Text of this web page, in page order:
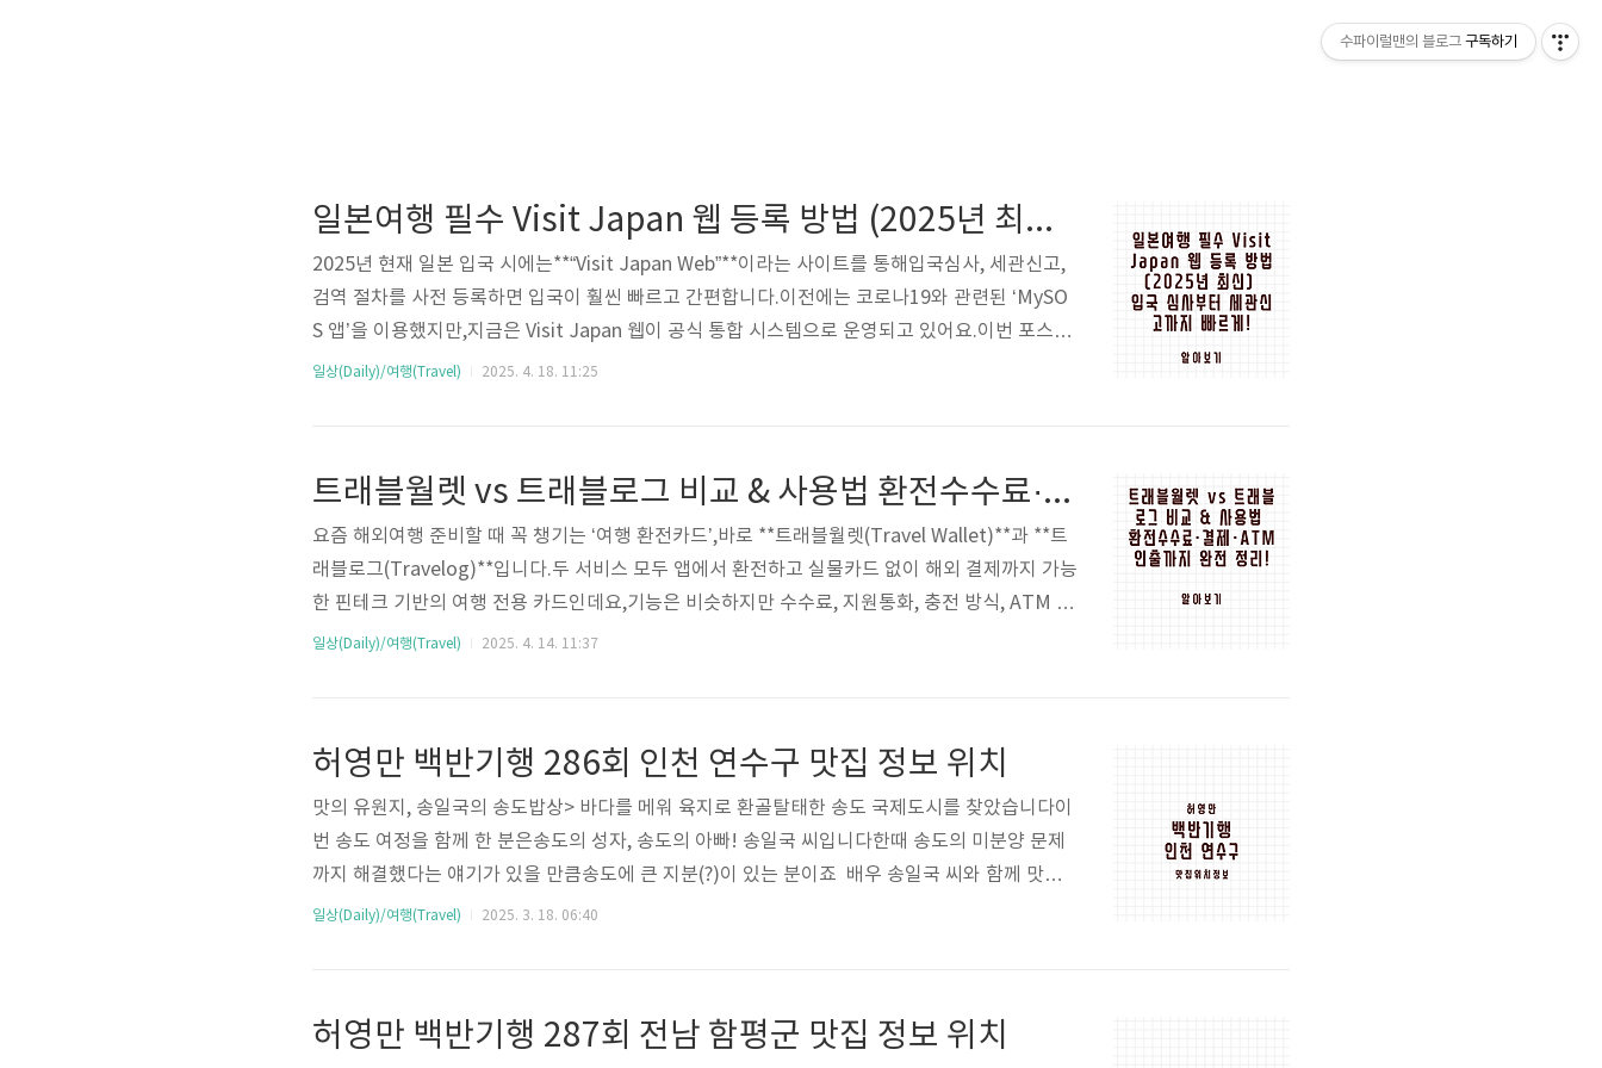
일본여행 필수 Visit Japan 웹 등록 방법 (2025년 최신) 입국 심사부터 세관신고까지 빠르게!
2025년 현재 일본 입국 시에는**“Visit Japan Web”**이라는 사이트를 통해입국심사, 세관신고,
검역 절차를 사전 등록하면 입국이 훨씬 빠르고 간편합니다.이전에는 코로나19와 관련된 ‘MySO
S 앱’을 이용했지만,지금은 Visit Japan 웹이 공식 통합 시스템으로 운영되고 있어요.이번 포스팅
에서는 Visit Japan 웹 등록 방법, 준비물, QR 코드 발급, 세관신고 등록 방법, 주의사항까지한 번
일상(Daily)/여행(Travel) 2025. 4. 18. 11:25
트래블월렛 vs 트래블로그 비교 & 사용법 환전수수료·결제·ATM 인출까지 완전 정리!
요즘 해외여행 준비할 때 꼭 챙기는 ‘여행 환전카드’,바로 **트래블월렛(Travel Wallet)**과 **트
래블로그(Travelog)**입니다.두 서비스 모두 앱에서 환전하고 실물카드 없이 해외 결제까지 가능
한 핀테크 기반의 여행 전용 카드인데요,기능은 비슷하지만 수수료, 지원통화, 충전 방식, ATM 인
출 등에서 차이가 있어여행자 입장에서는 어떤 걸 쓰는 게 더 유리할지 고민이 될 수밖에 없죠.이
년실물카드 제공 여부O (플라..
일상(Daily)/여행(Travel) 2025. 4. 14. 11:37
허영만 백반기행 286회 인천 연수구 맛집 정보 위치
맛의 유원지, 송일국의 송도밥상> 바다를 메워 육지로 환골탈태한 송도 국제도시를 찾았습니다이
번 송도 여정을 함께 한 분은송도의 성자, 송도의 아빠! 송일국 씨입니다한때 송도의 미분양 문제
까지 해결했다는 얘기가 있을 만큼송도에 큰 지분(?)이 있는 분이죠 배우 송일국 씨와 함께 맛본
송도의 봄맛은 가히 매력적이었습니다멸치회무침, 멸치구이, 멸치쌈밥까지 멸치 삼총사로 봄 멸
마다 ASMR이 따로 없었습니다또 멸치 쌈밥은 어떻고요,..
일상(Daily)/여행(Travel) 2025. 3. 18. 06:40
허영만 백반기행 287회 전남 함평군 맛집 정보 위치
수파이럴맨의 블로그 구독하기